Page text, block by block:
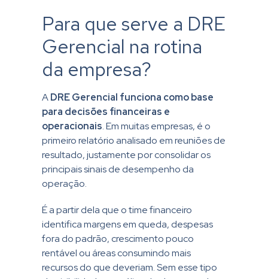
Para que serve a DRE
Gerencial na rotina
da empresa?
ADRE Gerencial funciona como base
para decisões financeiras e
operacionais. Em muitas empresas, é o
primeiro relatório analisado em reuniões de
resultado, justamente por consolidar os
principais sinais de desempenho da
operação.
É a partir dela que o time financeiro
identifica margens em queda, despesas
fora do padrão, crescimento pouco
rentável ou áreas consumindo mais
recursos do que deveriam. Sem esse tipo